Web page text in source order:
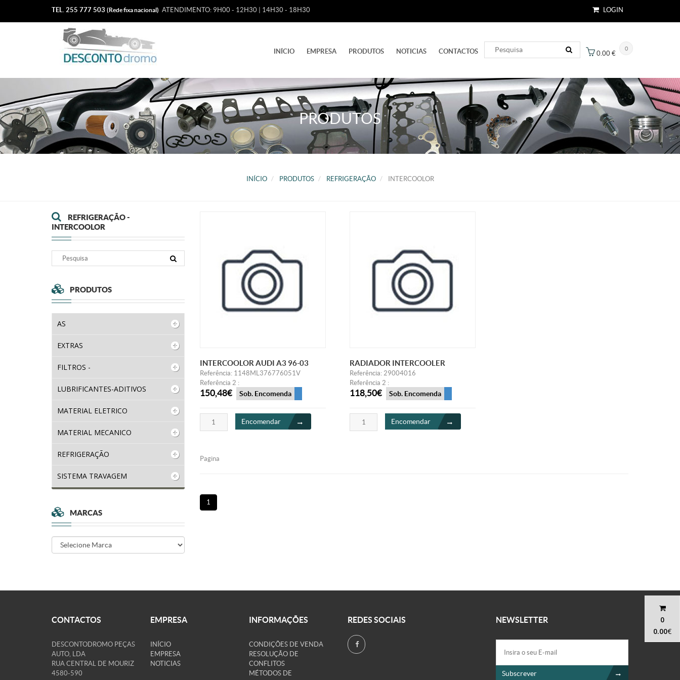
TEL. 255 777 503 (Rede fixa nacional) ATENDIMENTO: 9H00 - 12H30 | 14H30 - 18H30 LOGIN
0
0.00 €
INÍCIO EMPRESA PRODUTOS NOTICIAS CONTACTOS
0
0.00€
PRODUTOS
INÍCIO PRODUTOS REFRIGERAÇÃO INTERCOOLOR
REFRIGERAÇÃO -
INTERCOOLOR
PRODUTOS
AS
EXTRAS
FILTROS -
LUBRIFICANTES-ADITIVOS
MATERIAL ELETRICO
MATERIAL MECANICO
REFRIGERAÇÃO
SISTEMA TRAVAGEM
MARCAS
INTERCOOLOR AUDI A3 96-03
Referência: 1148ML376776051V
Referência 2 :
150,48€ Sob. Encomenda
Encomendar
RADIADOR INTERCOOLER
Referência: 29004016
Referência 2 :
118,50€ Sob. Encomenda
Encomendar
Pagina
1
CONTACTOS
DESCONTODROMO PEÇAS
AUTO, LDA
RUA CENTRAL DE MOURIZ
4580-590
EMPRESA
INÍCIO
EMPRESA
NOTICIAS
INFORMAÇÕES
CONDIÇÕES DE VENDA
RESOLUÇÃO DE
CONFLITOS
MÉTODOS DE
REDES SOCIAIS NEWSLETTER
Subscrever